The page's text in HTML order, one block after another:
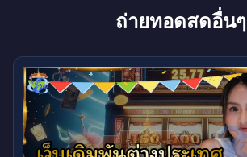
ถ่ายทอดสดอื่นๆ